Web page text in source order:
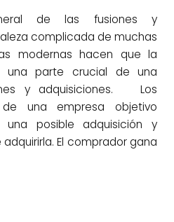
de las fusiones y
complicada de muchas
modernas hacen que la
una parte crucial de una
y adquisiciones. Los
una empresa objetivo
una posible adquisición y
El comprador gana